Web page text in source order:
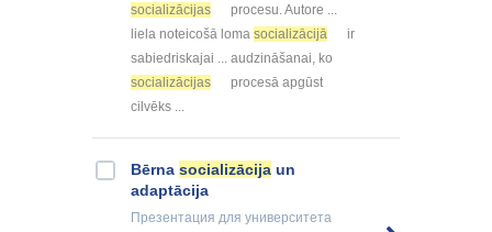
socializācijas
procesu. Autore ...
liela noteicošā loma socializācijā
ir
sabiedriskajai ... audzināšanai, ko
socializācijas
procesā apgūst
cilvēks ...
Bērna socializācija un
adaptācija
Презентация для университета